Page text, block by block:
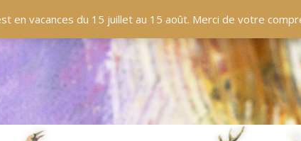
en vacances du 15 juillet au 15 août. Merci de votre
EN LIGNE BOUTIQUE BLOG PANIER